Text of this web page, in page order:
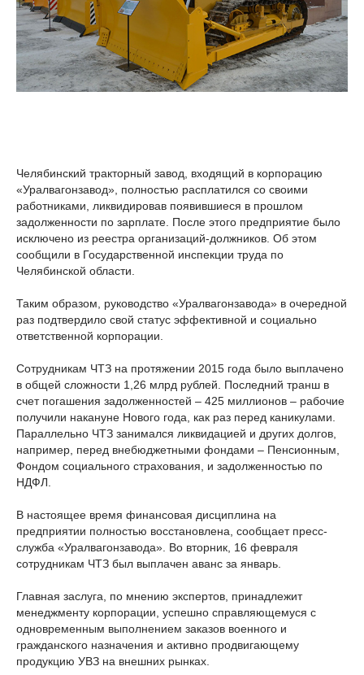
Челябинский тракторный завод, входящий в корпорацию
«Уралвагонзавод», полностью расплатился со своими
работниками, ликвидировав появившиеся в прошлом
задолженности по зарплате. После этого предприятие было
исключено из реестра организаций-должников. Об этом
сообщили в Государственной инспекции труда по
Челябинской области.
Таким образом, руководство «Уралвагонзавода» в очередной
раз подтвердило свой статус эффективной и социально
ответственной корпорации.
Сотрудникам ЧТЗ на протяжении 2015 года было выплачено
в общей сложности 1,26 млрд рублей. Последний транш в
счет погашения задолженностей – 425 миллионов – рабочие
получили накануне Нового года, как раз перед каникулами.
Параллельно ЧТЗ занимался ликвидацией и других долгов,
например, перед внебюджетными фондами – Пенсионным,
Фондом социального страхования, и задолженностью по
НДФЛ.
В настоящее время финансовая дисциплина на
предприятии полностью восстановлена, сообщает пресс-
служба «Уралвагонзавода». Во вторник, 16 февраля
сотрудникам ЧТЗ был выплачен аванс за январь.
Главная заслуга, по мнению экспертов, принадлежит
менеджменту корпорации, успешно справляющемуся с
одновременным выполнением заказов военного и
гражданского назначения и активно продвигающему
продукцию УВЗ на внешних рынках.